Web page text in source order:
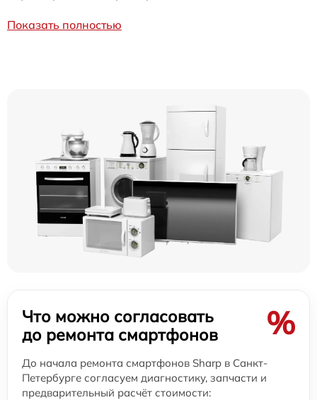
Показать полностью
Что можно согласовать
до ремонта смартфонов
%
До начала ремонта смартфонов Sharp в Санкт-
Петербурге согласуем диагностику, запчасти и
предварительный расчёт стоимости: